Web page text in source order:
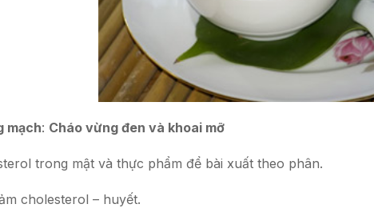
mạch: Cháo vừng đen và khoai mỡ
trong mật và thực phẩm để bài xuất theo phân.
cholesterol – huyết.